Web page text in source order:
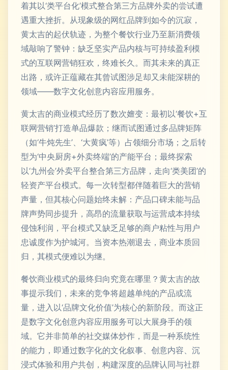
着其以‘类平台化’模式整合第三方品牌外卖的尝试遭
遇重大挫折。从现象级的网红品牌到如今的沉寂，
黄太吉的起伏轨迹，为整个餐饮行业乃至新消费领
域敲响了警钟：缺乏坚实产品内核与可持续盈利模
式的互联网营销狂欢，终难长久。而其未来的真正
出路，或许正蕴藏在其曾试图涉足却又未能深耕的
领域——数字文化创意内容应用服务。
黄太吉的商业模式经历了数次嬗变：最初以‘餐饮+互
联网营销’打造单品爆款；继而试图通过多品牌矩阵
（如‘牛炖先生’、‘大黄疯’等）占领细分市场；之后转
型为‘中央厨房+外卖终端’的产能平台；最终探索
以‘九州会’外卖平台整合第三方品牌，走向‘类美团’的
轻资产平台模式。每一次转型都伴随着巨大的营销
声量，但其核心问题始终未解：产品口碑未能与品
牌声势同步提升，高昂的流量获取与运营成本持续
侵蚀利润，平台模式又缺乏足够的商户粘性与用户
忠诚度作为护城河。当资本热潮退去，商业本质回
归，其模式便难以为继。
餐饮商业模式的最终归向究竟在哪里？黄太吉的故
事提示我们，未来的竞争将超越单纯的产品或流
量，进入以‘品牌文化价值’为核心的新阶段。而这正
是数字文化创意内容应用服务可以大展身手的领
域。它并非简单的社交媒体炒作，而是一种系统性
的能力，即通过数字化的文化叙事、创意内容、沉
浸式体验和用户共创，构建深度的品牌认同与社群